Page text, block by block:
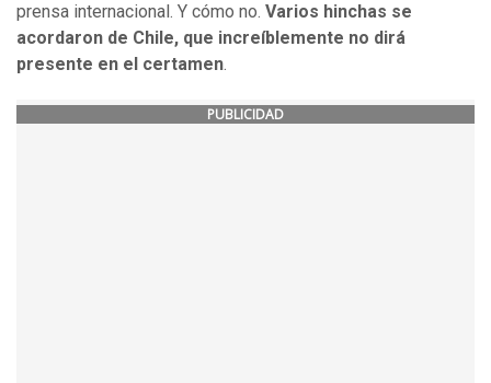
prensa internacional. Y cómo no. Varios hinchas se
acordaron de Chile, que increíblemente no dirá
presente en el certamen.
PUBLICIDAD